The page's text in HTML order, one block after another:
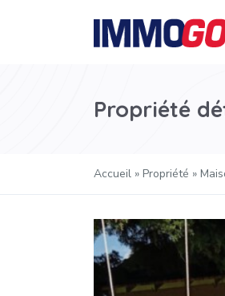
Propriété
Accueil » Propriété »